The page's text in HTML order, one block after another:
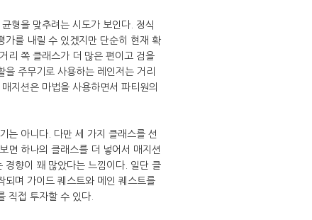
형을 맞추려는 시도가 보인다. 정식
가를 내릴 수 있겠지만 단순히 현재 확
리 쪽 클래스가 더 많은 편이고 검을
주무기로 사용하는 레인저는 거리
지션은 마법을 사용하면서 파티원의
는 아니다. 다만 세 가지 클래스를 선
면 하나의 클래스를 더 넣어서 매지션
경향이 꽤 많았다는 느낌이다. 일단 클
되며 가이드 퀘스트와 메인 퀘스트를
직접 투자할 수 있다.